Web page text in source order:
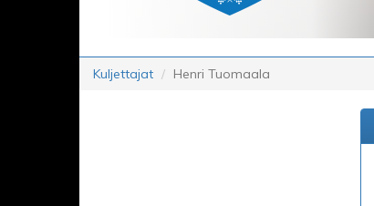
Kuljettajat Henri Tuomaala